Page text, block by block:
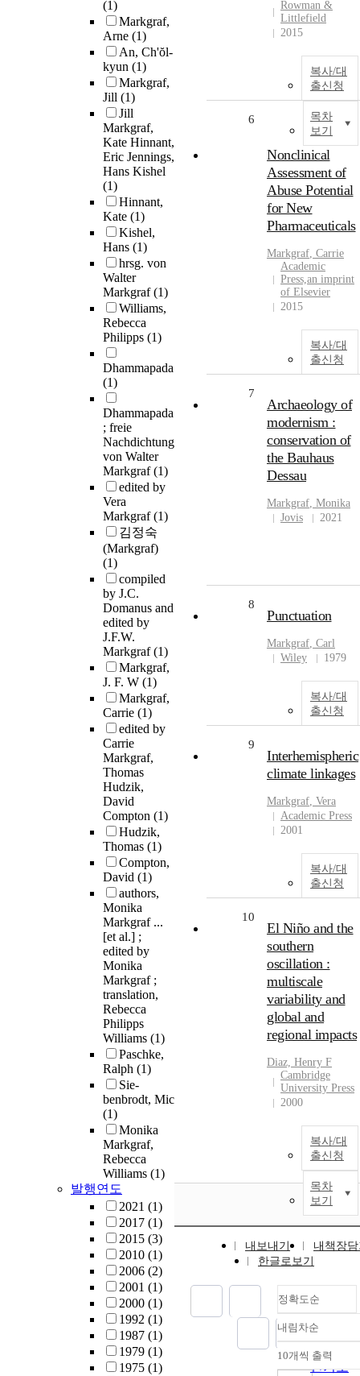
(1)
Markgraf,
Arne (1)
An, Ch'ŏl-
kyun (1)
Markgraf,
Jill (1)
Jill
Markgraf,
Kate Hinnant,
Eric Jennings,
Hans Kishel
(1)
Hinnant,
Kate (1)
Kishel,
Hans (1)
hrsg. von
Walter
Markgraf(1)
Williams,
Rebecca
Philipps (1)
Dhammapada
(1)
Dhammapada
; freie
Nachdichtung
von Walter
Markgraf(1)
edited by
Vera
Markgraf(1)
김정숙
(Markgraf)
(1)
compiled
by J.C.
Domanus and
edited by
J.F.W.
Markgraf(1)
Markgraf,
J. F. W (1)
Markgraf,
Carrie (1)
edited by
Carrie
Markgraf,
Thomas
Hudzik,
David
Compton (1)
Hudzik,
Thomas (1)
Compton,
David (1)
authors,
Monika
Markgraf ...
[et al.] ;
edited by
Monika
Markgraf ;
translation,
Rebecca
Philipps
Williams (1)
Paschke,
Ralph (1)
Sie-
benbrodt, Mic
(1)
Monika
Markgraf,
Rebecca
Williams (1)
발행연도
2021 (1)
2017 (1)
2015 (3)
2010 (1)
2006 (2)
2001 (1)
2000 (1)
1992 (1)
1987 (1)
1979 (1)
1975 (1)
Rowman &
Littlefield
2015
복사/대
출신청
목차
보기
6
Nonclinical
Assessment of
Abuse Potential
for New
Pharmaceuticals
Markgraf, Carrie
Academic
Press,an imprint
of Elsevier
2015
복사/대
출신청
7
Archaeology of
modernism :
conservation of
the Bauhaus
Dessau
Markgraf, Monika
Jovis
2021
8
Punctuation
Markgraf, Carl
Wiley
1979
복사/대
출신청
9
Interhemispheric
climate linkages
Markgraf, Vera
Academic Press
2001
복사/대
출신청
10
El Niño and the
southern
oscillation :
multiscale
variability and
global and
regional impacts
Diaz, Henry F
Cambridge
University Press
2000
복사/대
출신청
목차
보기
내보내기
내책장
한글로보기
정확도순
정확도
순
인기도
내림차순
내림차순
10개씩 출력